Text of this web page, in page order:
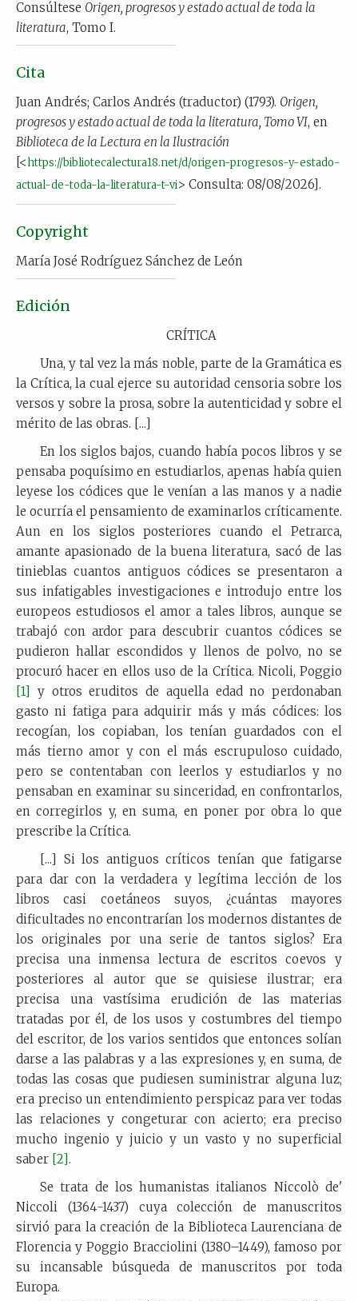
Consúltese Origen, progresos y estado actual de toda la
literatura, Tomo I.
Cita
Juan Andrés; Carlos Andrés (traductor) (1793). Origen,
progresos y estado actual de toda la literatura, Tomo VI, en
Biblioteca de la Lectura en la Ilustración
[<https://bibliotecalectura18.net/d/origen-progresos-y-estado-
actual-de-toda-la-literatura-t-vi> Consulta: 08/08/2026].
Copyright
María José Rodríguez Sánchez de León
Edición
CRÍTICA
Una, y tal vez la más noble, parte de la Gramática es
la Crítica, la cual ejerce su autoridad censoria sobre los
versos y sobre la prosa, sobre la autenticidad y sobre el
mérito de las obras. [...]
En los siglos bajos, cuando había pocos libros y se
pensaba poquísimo en estudiarlos, apenas había quien
leyese los códices que le venían a las manos y a nadie
le ocurría el pensamiento de examinarlos críticamente.
Aun en los siglos posteriores cuando el Petrarca,
amante apasionado de la buena literatura, sacó de las
tinieblas cuantos antiguos códices se presentaron a
sus infatigables investigaciones e introdujo entre los
europeos estudiosos el amor a tales libros, aunque se
trabajó con ardor para descubrir cuantos códices se
pudieron hallar escondidos y llenos de polvo, no se
procuró hacer en ellos uso de la Crítica. Nicoli, Poggio
[1] y otros eruditos de aquella edad no perdonaban
gasto ni fatiga para adquirir más y más códices: los
recogían, los copiaban, los tenían guardados con el
más tierno amor y con el más escrupuloso cuidado,
pero se contentaban con leerlos y estudiarlos y no
pensaban en examinar su sinceridad, en confrontarlos,
en corregirlos y, en suma, en poner por obra lo que
prescribe la Crítica.
[...] Si los antiguos críticos tenían que fatigarse
para dar con la verdadera y legítima lección de los
libros casi coetáneos suyos, ¿cuántas mayores
dificultades no encontrarían los modernos distantes de
los originales por una serie de tantos siglos? Era
precisa una inmensa lectura de escritos coevos y
posteriores al autor que se quisiese ilustrar; era
precisa una vastísima erudición de las materias
tratadas por él, de los usos y costumbres del tiempo
del escritor, de los varios sentidos que entonces solían
darse a las palabras y a las expresiones y, en suma, de
todas las cosas que pudiesen suministrar alguna luz;
era preciso un entendimiento perspicaz para ver todas
las relaciones y congeturar con acierto; era preciso
mucho ingenio y juicio y un vasto y no superficial
saber [2].
Se trata de los humanistas italianos Niccolò de'
Niccoli (1364-1437) cuya colección de manuscritos
sirvió para la creación de la Biblioteca Laurenciana de
Florencia y Poggio Bracciolini (1380–1449), famoso por
su incansable búsqueda de manuscritos por toda
Europa.